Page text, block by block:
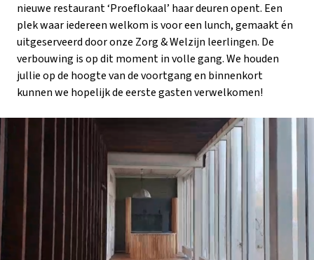
nieuwe restaurant ‘Proeflokaal’ haar deuren opent. Een
plek waar iedereen welkom is voor een lunch, gemaakt én
uitgeserveerd door onze Zorg & Welzijn leerlingen. De
verbouwing is op dit moment in volle gang. We houden
jullie op de hoogte van de voortgang en binnenkort
kunnen we hopelijk de eerste gasten verwelkomen!